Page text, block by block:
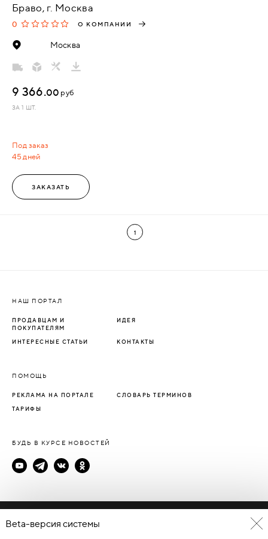
Браво, г. Москва
0 О КОМПАНИИ
Москва
Под заказ
45 дней
9 366.00 руб
ЗА 1 ШТ.
ЗАКАЗАТЬ
1
НАШ ПОРТАЛ
ПРОДАВЦАМ И
ПОКУПАТЕЛЯМ
ИДЕЯ
ИНТЕРЕСНЫЕ СТАТЬИ КОНТАКТЫ
ПОМОЩЬ
РЕКЛАМА НА ПОРТАЛЕ СЛОВАРЬ ТЕРМИНОВ
ТАРИФЫ
БУДЬ В КУРСЕ НОВОСТЕЙ
Политика конфиденциальности
Beta-версия системы